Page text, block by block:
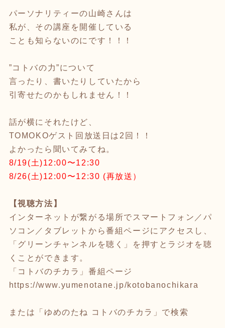
パーソナリティーの山崎さんは
私が、その講座を開催している
ことも知らないのにです！！！
”コトバの力”について
言ったり、書いたりしていたから
引寄せたのかもしれません！！
話が横にそれたけど、
TOMOKOゲスト回放送日は2回！！
よかったら聞いてみてね。
8/19(土)12:00〜12:30
8/26(土)12:00〜12:30 (再放送）
【視聴方法】
インターネットが繋がる場所でスマートフォン／パ
ソコン／タブレットから番組ページにアクセスし、
「グリーンチャンネルを聴く」を押すとラジオを聴
くことができます。
「コトバのチカラ」番組ページ
https://www.yumenotane.jp/kotobanochikara
または「ゆめのたね コトバのチカラ」で検索